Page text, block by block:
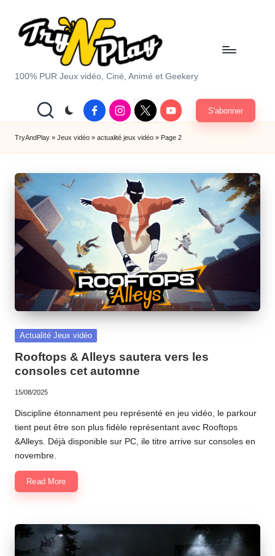
T
y
A
d
P
la
y.
c
o
m
100% PUR Jeux vidéo, Ciné, Animé et Geekery
FacebookInstagram
X
|
Twitter
Youtube S'abonner
TryAndPlay » Jeux vidéo » actualité jeux vidéo » Page 2
Posted
Actualité Jeux vidéo
Rooftops & Alleys sautera vers les
consoles cet automne
15/08/2025
Discipline étonnament peu représenté en jeu vidéo, le parkour
tient peut être son plus fidèle représentant avec Rooftops
&Alleys. Déjà disponible sur PC, ile titre arrive sur consoles en
novembre.
Read More